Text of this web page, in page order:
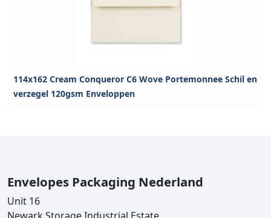
114x162 Cream Conqueror C6 Wove Portemonnee Schil en
verzegel 120gsm Enveloppen
Envelopes Packaging Nederland
Unit 16